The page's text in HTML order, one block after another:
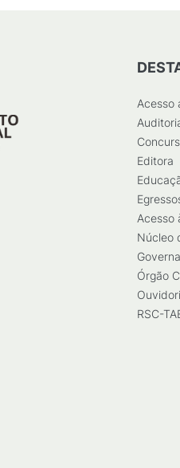
Acesso
Editora
Acesso
Núcleo
Órgão
RSC-